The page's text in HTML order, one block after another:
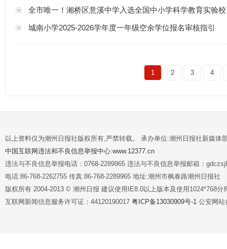
全市唯一！湘桥区意溪中学入选全国中小学科学教育实验校
城南小学2025-2026学年度一年级空余学位报名审核指引
1 2 3 4
以上资料仅为潮州日报社版权所有,严禁转载。 承办单位:潮州日报社新媒体
中国互联网违法和不良信息举报中心:www.12377.cn
违法与不良信息举报电话：0768-2289965 违法与不良信息举报邮箱：
电话:86-768-2262755 传真:86-768-2289965 地址:潮州市枫春路潮州日报社
版权所有 2004-2013 © 潮州日报 建议使用IE8.0以上版本及使用1024*768分
互联网新闻信息服务许可证：44120190017 粤ICP备13030909号-1 公安网站